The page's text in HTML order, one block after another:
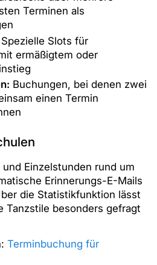
Terminen als
Spezielle Slots für
ermäßigtem oder
Buchungen, bei denen zwei
einen Termin
Einzelstunden rund um
Erinnerungs-E-Mails
die Statistikfunktion lässt
Tanzstile besonders gefragt
Terminbuchung für